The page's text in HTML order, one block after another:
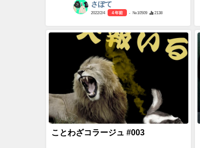
さぽて
2022/2/4 4 年前 - №10509 2138
ことわざコラージュ #003